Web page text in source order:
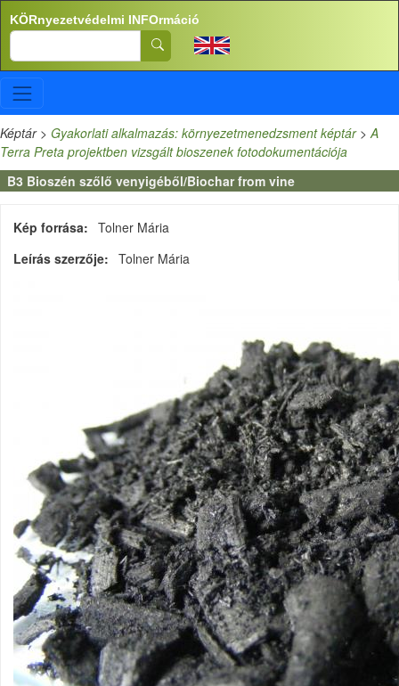
Ugrás a tartalomra
KÖRnyezetvédelmi INFOrmáció
Search
Képtár> Gyakorlati alkalmazás: környezetmenedzsment képtár>A
Terra Preta projektben vizsgált bioszenek fotodokumentációja
B3 Bioszén szőlő venyigéből/Biochar from vine
Kép forrása
Tolner Mária
Leírás szerzője
Tolner Mária